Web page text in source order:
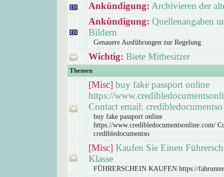
Ankündigung: Archivieren der
Ankündigung: Quellenangaben
Bildern
Genauere Ausführungen zur Regelung
Wichtig: Biete Mitbesitzer
Themen
[Misc] buy fake passport online
https://
Contact email: credibledocumentso
buy fake passport online
https://www.credibledocumentsonline.com/
credibledocumentso
[Misc] Kaufen Sie Einen
Klasse
FÜHRERSCHEIN KAUFEN https://